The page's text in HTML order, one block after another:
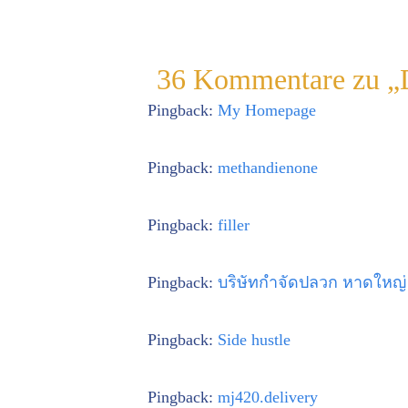
36 Kommentare zu
Pingback: My Homepage
Pingback: methandienone
Pingback: filler
Pingback: บริษัทกำจัดปลวก หาดใหญ่
Pingback: Side hustle
Pingback: mj420.delivery